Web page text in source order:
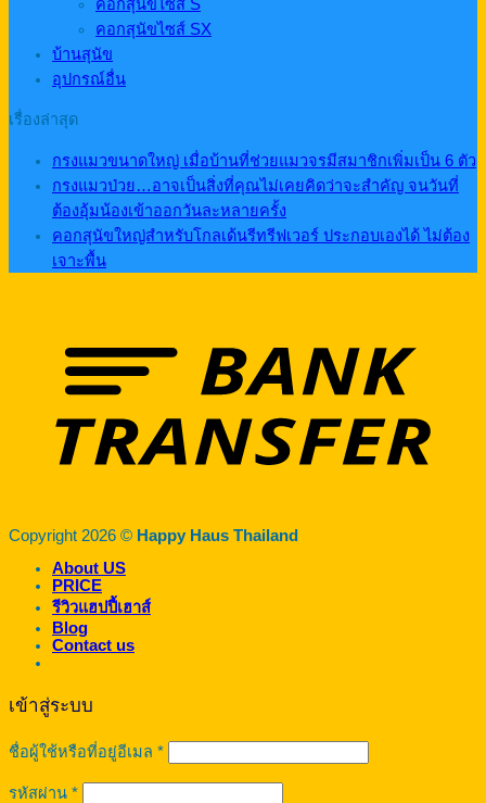
คอกสุนัขไซส์ S
คอกสุนัขไซส์ SX
บ้านสุนัข
อุปกรณ์อื่น
เรื่องล่าสุด
กรงแมวขนาดใหญ่ เมื่อบ้านที่ช่วยแมวจรมีสมาชิกเพิ่มเป็น 6 ตัว
กรงแมวป่วย…อาจเป็นสิ่งที่คุณไม่เคยคิดว่าจะสำคัญ จนวันที่
ต้องอุ้มน้องเข้าออกวันละหลายครั้ง
คอกสุนัขใหญ่สำหรับโกลเด้นรีทรีฟเวอร์ ประกอบเองได้ ไม่ต้อง
เจาะพื้น
Copyright 2026 © Happy Haus Thailand
About US
PRICE
รีวิวแฮปปี้เฮาส์
Blog
Contact us
เข้าสู่ระบบ
ชื่อผู้ใช้หรือที่อยู่อีเมล *ต้องการ
รหัสผ่าน *ต้องการ